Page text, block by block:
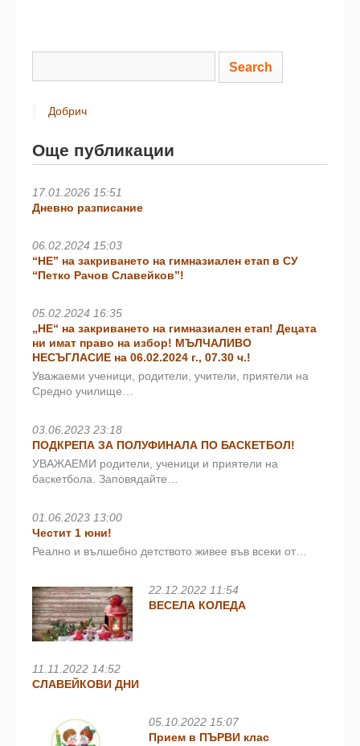
Добрич
Още публикации
17.01.2026 15:51
Дневно разписание
06.02.2024 15:03
“НЕ” на закриването на гимназиален етап в СУ
“Петко Рачов Славейков”!
05.02.2024 16:35
„НЕ“ на закриването на гимназиален етап! Децата
ни имат право на избор! МЪЛЧАЛИВО
НЕСЪГЛАСИЕ на 06.02.2024 г., 07.30 ч.!
Уважаеми ученици, родители, учители, приятели на
Средно училище…
03.06.2023 23:18
ПОДКРЕПА ЗА ПОЛУФИНАЛА ПО БАСКЕТБОЛ!
УВАЖАЕМИ родители, ученици и приятели на
баскетбола. Заповядайте…
01.06.2023 13:00
Честит 1 юни!
Реално и вълшебно детството живее във всеки от…
22.12.2022 11:54
ВЕСЕЛА КОЛЕДА
11.11.2022 14:52
СЛАВЕЙКОВИ ДНИ
05.10.2022 15:07
Прием в ПЪРВИ клас